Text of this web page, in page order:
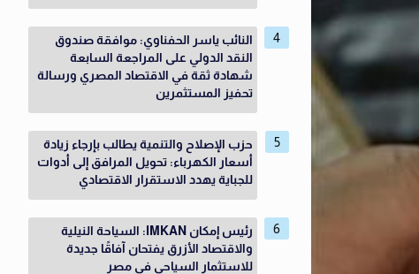
النائب ياسر الحفناوي: موافقة صندوق
النقد الدولي على المراجعة السابعة
شهادة ثقة في الاقتصاد المصري ورسالة
تحفيز المستثمرين
حزب الإصلاح والتنمية يطالب بإرجاء زيادة
أسعار الكهرباء: تحويل المرافق إلى أدوات
للجباية يهدد الاستقرار الاقتصادي
رئيس إمكان IMKAN: السياحة النيلية
والاقتصاد الأزرق يفتحان آفاقًا جديدة
للاستثمار السياحي في مصر